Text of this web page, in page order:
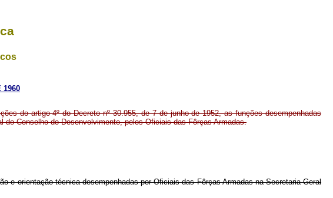
1960
do artigo 4º do Decreto nº 30.955, de 7 de junho de 1952, as funções desempenhadas
do Conselho do Desenvolvimento, pelos Oficiais das Fôrças Armadas.
e orientação técnica desempenhadas por Oficiais das Fôrças Armadas na Secretaria-Geral